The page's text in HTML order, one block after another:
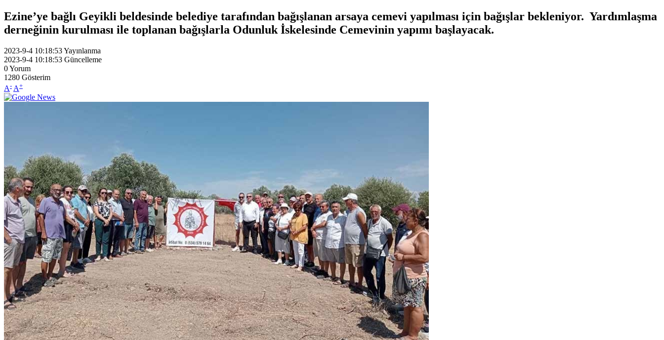
Ezine’ye bağlı Geyikli beldesinde belediye tarafından bağışlanan arsaya cemevi yapılması için bağışlar bekleniyor. Yardımlaşma
derneğinin kurulması ile toplanan bağışlarla Odunluk İskelesinde Cemevinin yapımı başlayacak.
2023-9-4 10:18:53Yayınlanma
2023-9-4 10:18:53 Güncelleme
0Yorum
1280 Gösterim
A- A+